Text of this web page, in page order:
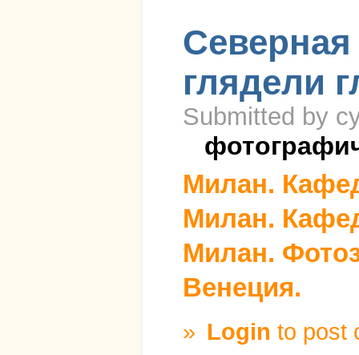
Северная
глядели
Submitted by
Милан.
Милан.
Милан.
Венеция.
» Login to post